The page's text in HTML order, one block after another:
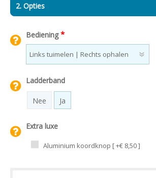
2. Opties
Bediening*
Ladderband
Nee Ja
Extra luxe
Aluminium koordknop [ +€ 8,50 ]